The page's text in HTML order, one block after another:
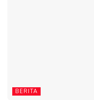
BERITA